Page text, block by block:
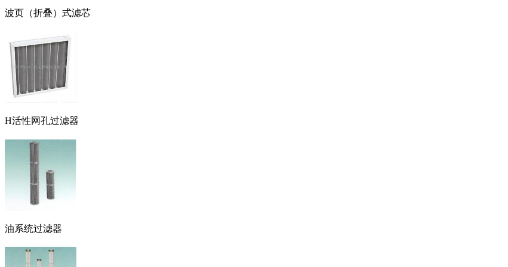
波页（折叠）式滤芯
H活性网孔过滤器
油系统过滤器